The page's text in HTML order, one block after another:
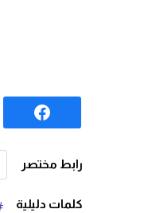
رابط مختصر
كلمات دليلية